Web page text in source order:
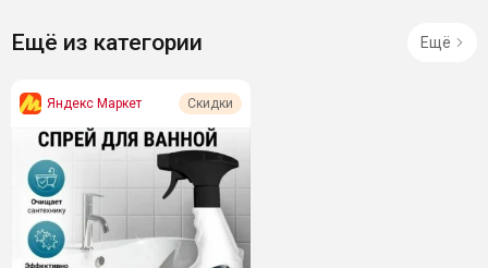
Ещё из категории Ещё
Яндекс Маркет Скидки